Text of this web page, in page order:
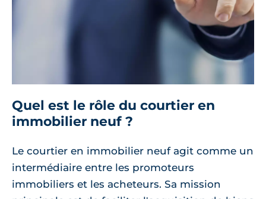
Quel est le rôle du courtier en
immobilier neuf ?
Le courtier en immobilier neuf agit comme un
intermédiaire entre les promoteurs
immobiliers et les acheteurs. Sa mission